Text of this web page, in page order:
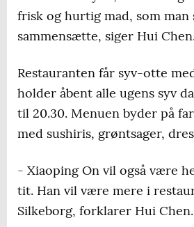
frisk og hurtig mad, som man
sammensætte, siger Hui
Restauranten får syv-otte
holder åbent alle ugens syv
til 20.30. Menuen byder på
med sushiris, grøntsager,
- Xiaoping On vil også være
tit. Han vil være mere i
Silkeborg, forklarer Hui Chen.